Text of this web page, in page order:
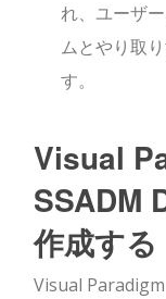
れ、ユーザ
ムとやり取
す。
Visual
SSADM
作成する
Visual